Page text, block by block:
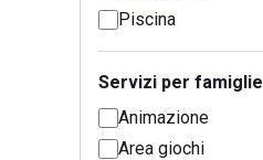
Piscina
Servizi per famiglie
Animazione
Area giochi